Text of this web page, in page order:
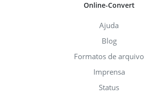
Online-Convert
Ajuda
Blog
Formatos de arquivo
Imprensa
Status